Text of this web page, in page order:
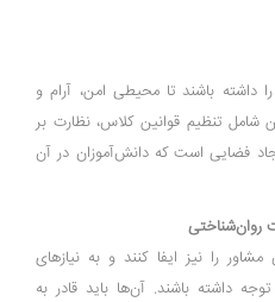
داشته باشند تا محیطی امن، آرام و
شامل تنظیم قوانین کلاس، نظارت بر
فضایی است که دانش‌آموزان در آن
روان‌شناختی
را نیز ایفا کنند و به نیازهای
داشته باشند. آن‌ها باید قادر به